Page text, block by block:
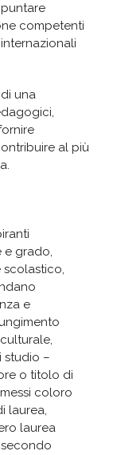
puntare
competenti
una
al più
e grado,
e
studio –
o titolo di
coloro
laurea,
laurea